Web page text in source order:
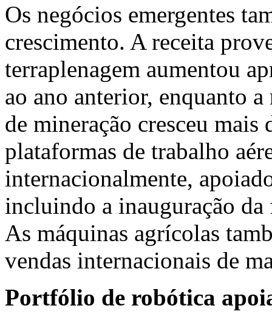
Os negócios emergentes
crescimento. A receita
terraplenagem aumentou
ao ano anterior, enquanto
de mineração cresceu mais
plataformas de trabalho
internacionalmente,
incluindo a inauguração
As máquinas agrícolas
vendas internacionais de
Portfólio de robótica